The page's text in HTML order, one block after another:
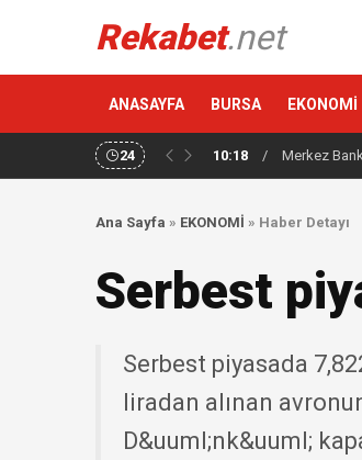
Rekabet.net
ANASAYFA BURSA EKONOMİ
24 10:18 / Merkez
Ana Sayfa » EKONOMİ » Haber Detayı
Serbest
Serbest piyasada
liradan alınan
D&uuml;nk&uuml;